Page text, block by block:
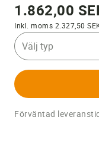
1.862,00
Inkl. moms 2.327,50
Välj typ
Förväntad